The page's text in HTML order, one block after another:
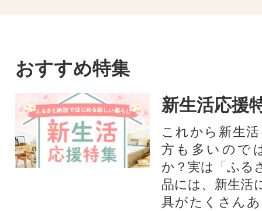
おすすめ特集
新生活応援
これから新生
方も多いので
か？実は「ふる
品には、新生活
具がたくさん